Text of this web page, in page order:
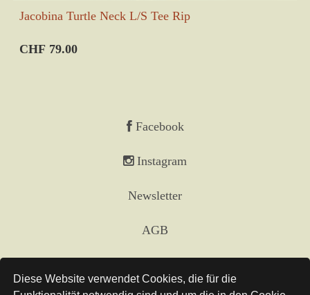
Diese Website verwendet Cookies, die für die
Jacobina Turtle Neck L/S Tee Rip
CHF 79.00
Facebook
Instagram
Newsletter
AGB